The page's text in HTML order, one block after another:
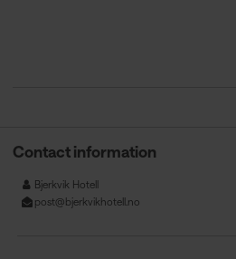
Contact information
Bjerkvik Hotell
post@bjerkvikhotell.no